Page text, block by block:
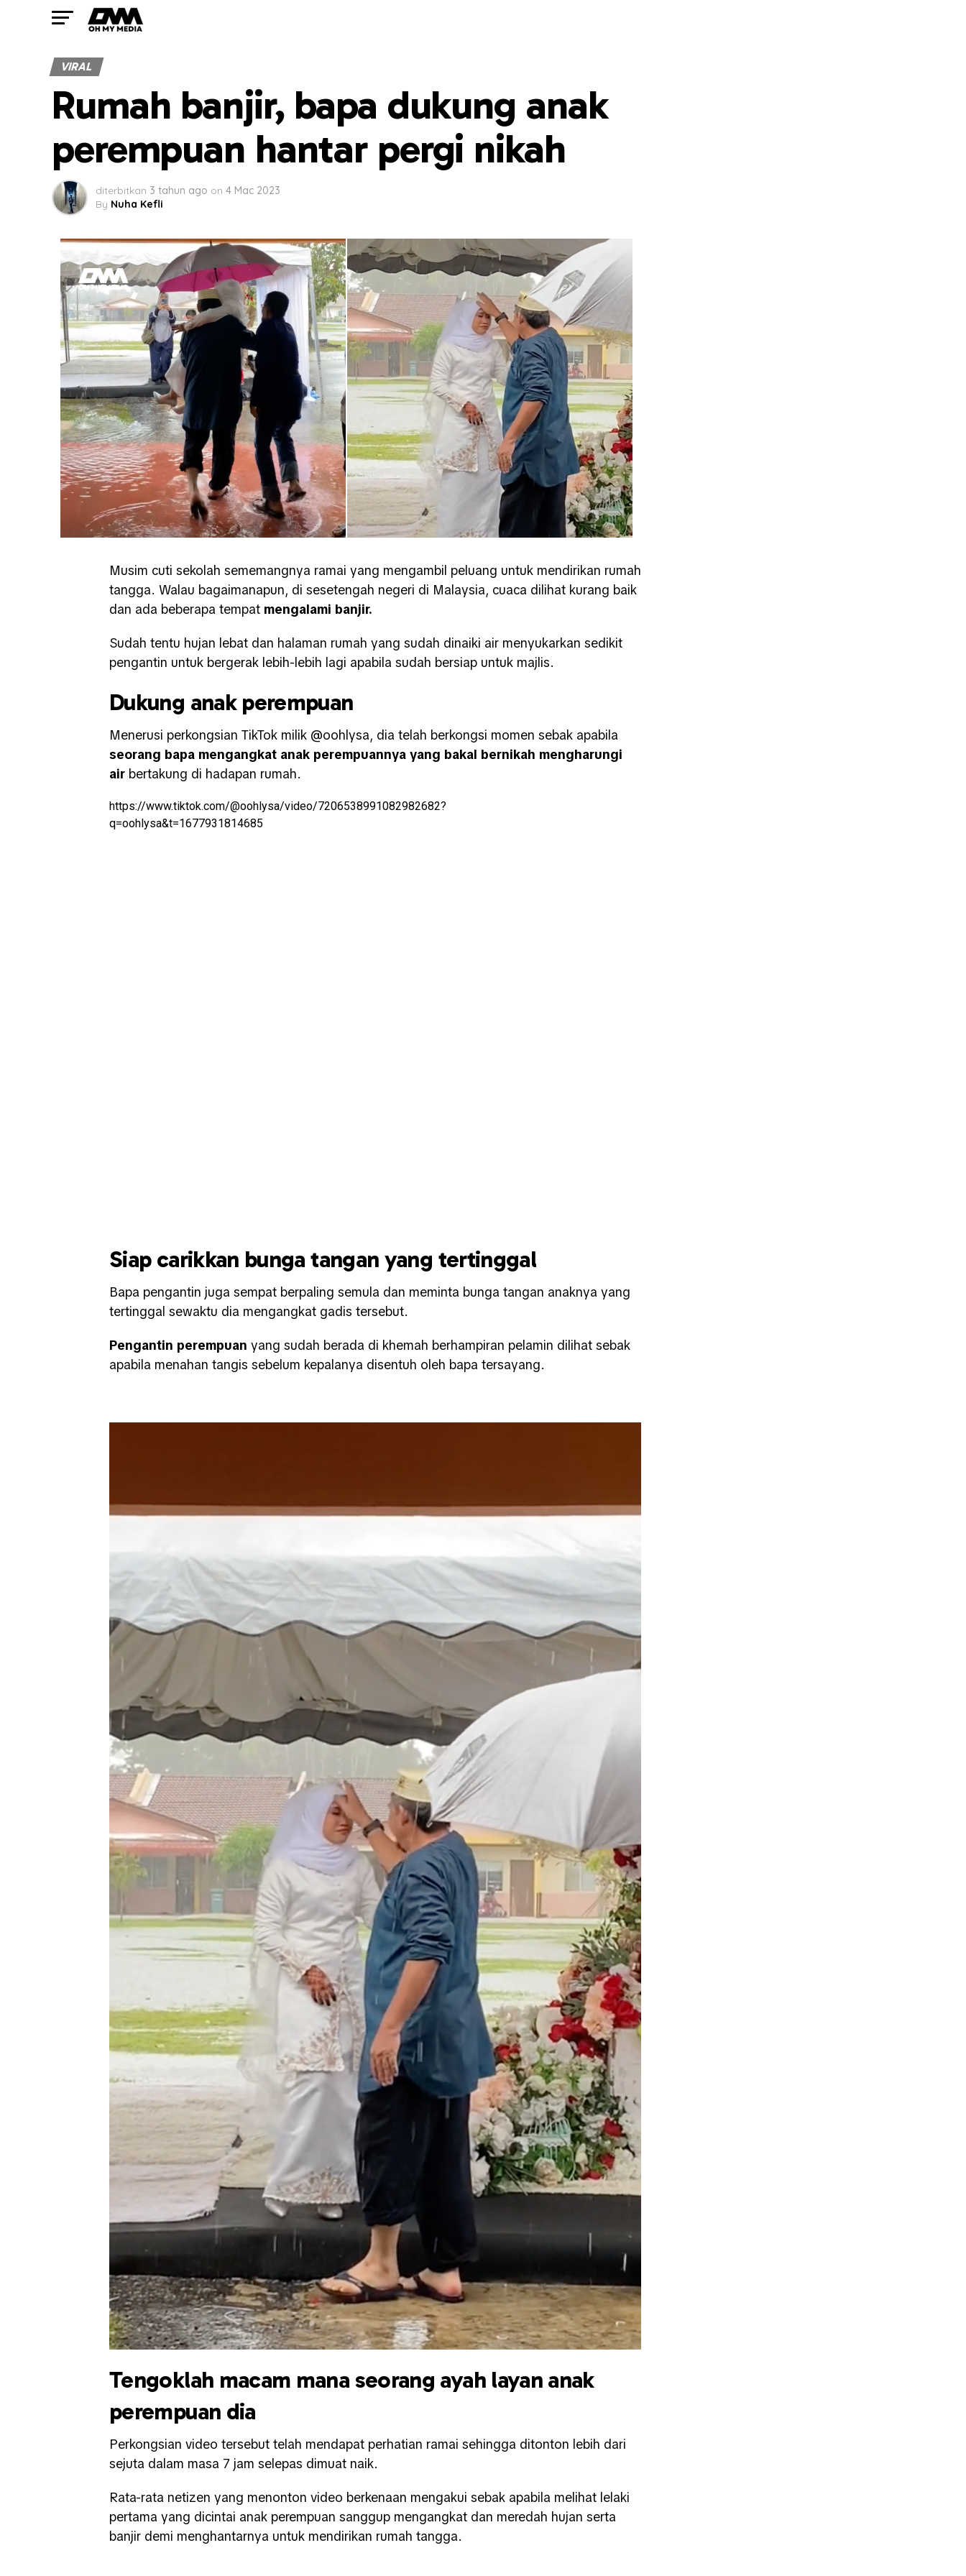
VIRAL
Rumah banjir, bapa dukung anak
perempuan hantar pergi nikah
diterbitkan 3 tahun ago on 4 Mac 2023
By Nuha Kefli
Musim cuti sekolah sememangnya ramai yang mengambil peluang untuk mendirikan rumah
tangga. Walau bagaimanapun, di sesetengah negeri di Malaysia, cuaca dilihat kurang baik
dan ada beberapa tempat mengalami banjir.
Sudah tentu hujan lebat dan halaman rumah yang sudah dinaiki air menyukarkan sedikit
pengantin untuk bergerak lebih-lebih lagi apabila sudah bersiap untuk majlis.
Dukung anak perempuan
Menerusi perkongsian TikTok milik @oohlysa, dia telah berkongsi momen sebak apabila
seorang bapa mengangkat anak perempuannya yang bakal bernikah mengharungi
air bertakung di hadapan rumah.
https://www.tiktok.com/@oohlysa/video/7206538991082982682?
q=oohlysa&t=1677931814685
Siap carikkan bunga tangan yang tertinggal
Bapa pengantin juga sempat berpaling semula dan meminta bunga tangan anaknya yang
tertinggal sewaktu dia mengangkat gadis tersebut.
Pengantin perempuan yang sudah berada di khemah berhampiran pelamin dilihat sebak
apabila menahan tangis sebelum kepalanya disentuh oleh bapa tersayang.
Tengoklah macam mana seorang ayah layan anak
perempuan dia
Perkongsian video tersebut telah mendapat perhatian ramai sehingga ditonton lebih dari
sejuta dalam masa 7 jam selepas dimuat naik.
Rata-rata netizen yang menonton video berkenaan mengakui sebak apabila melihat lelaki
pertama yang dicintai anak perempuan sanggup mengangkat dan meredah hujan serta
banjir demi menghantarnya untuk mendirikan rumah tangga.